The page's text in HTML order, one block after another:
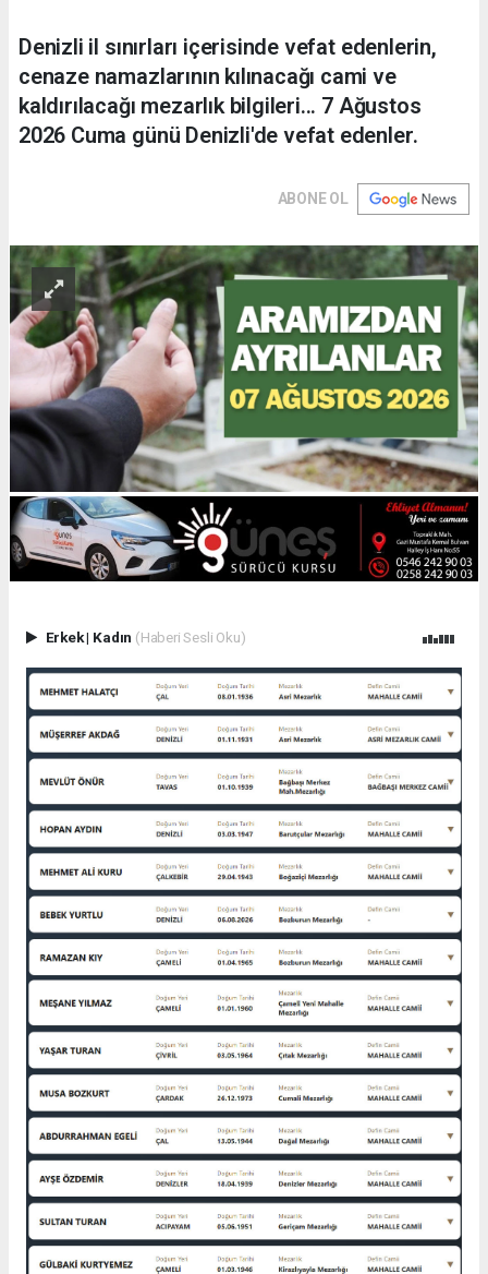
Denizli il sınırları içerisinde vefat edenlerin,
cenaze namazlarının kılınacağı cami ve
kaldırılacağı mezarlık bilgileri... 7 Ağustos
2026 Cuma günü Denizli'de vefat edenler.
ABONE OL
Erkek| Kadın (Haberi Sesli Oku)